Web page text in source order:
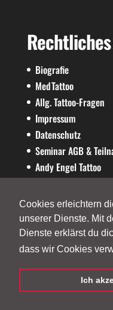
Cookies erleichtern
unserer Dienste. Mit
Dienste erklärst du
dass wir Cookies
Ich
Biografie
MedTattoo
Allg. Tattoo-Fragen
Impressum
Datenschutz
Seminar AGB &
Andy Engel Tattoo
andy-